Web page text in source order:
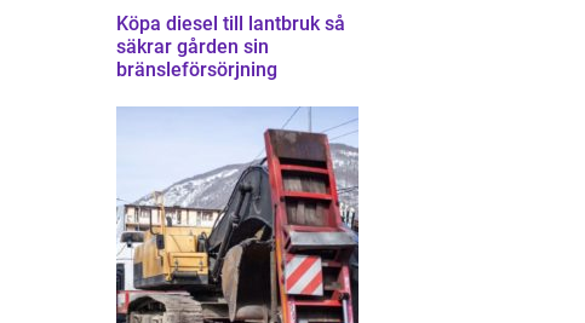
Köpa diesel till lantbruk så
säkrar gården sin
bränsleförsörjning